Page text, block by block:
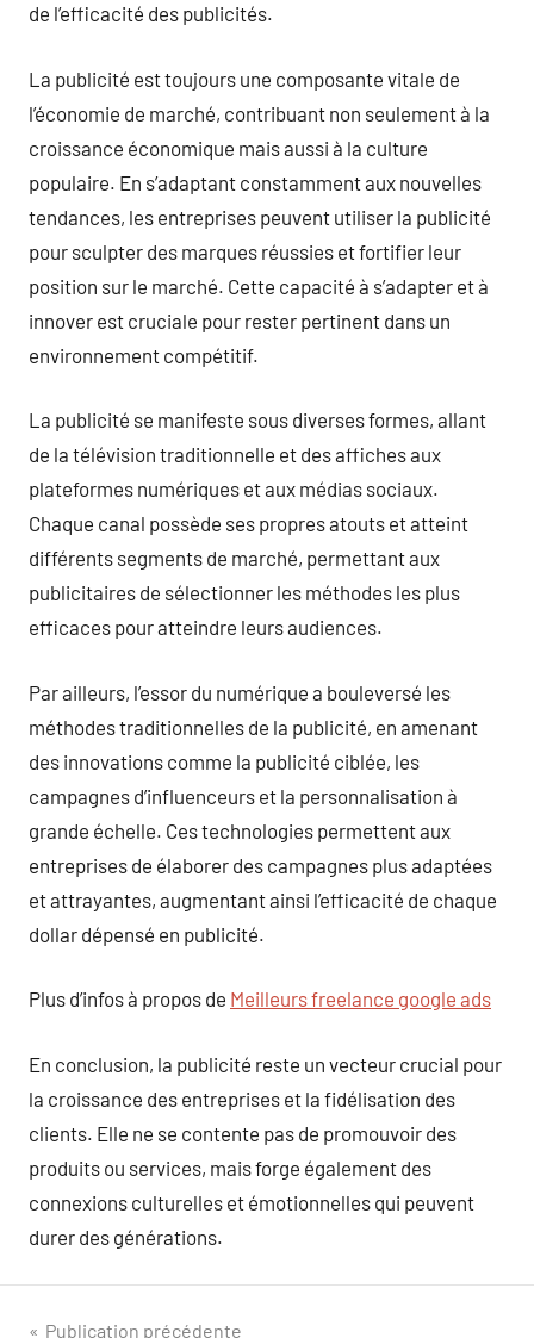
de l’efficacité des publicités.
La publicité est toujours une composante vitale de
l’économie de marché, contribuant non seulement à la
croissance économique mais aussi à la culture
populaire. En s’adaptant constamment aux nouvelles
tendances, les entreprises peuvent utiliser la publicité
pour sculpter des marques réussies et fortifier leur
position sur le marché. Cette capacité à s’adapter et à
innover est cruciale pour rester pertinent dans un
environnement compétitif.
La publicité se manifeste sous diverses formes, allant
de la télévision traditionnelle et des affiches aux
plateformes numériques et aux médias sociaux.
Chaque canal possède ses propres atouts et atteint
différents segments de marché, permettant aux
publicitaires de sélectionner les méthodes les plus
efficaces pour atteindre leurs audiences.
Par ailleurs, l’essor du numérique a bouleversé les
méthodes traditionnelles de la publicité, en amenant
des innovations comme la publicité ciblée, les
campagnes d’influenceurs et la personnalisation à
grande échelle. Ces technologies permettent aux
entreprises de élaborer des campagnes plus adaptées
et attrayantes, augmentant ainsi l’efficacité de chaque
dollar dépensé en publicité.
Plus d’infos à propos de Meilleurs freelance google ads
En conclusion, la publicité reste un vecteur crucial pour
la croissance des entreprises et la fidélisation des
clients. Elle ne se contente pas de promouvoir des
produits ou services, mais forge également des
connexions culturelles et émotionnelles qui peuvent
durer des générations.
Publication précédente